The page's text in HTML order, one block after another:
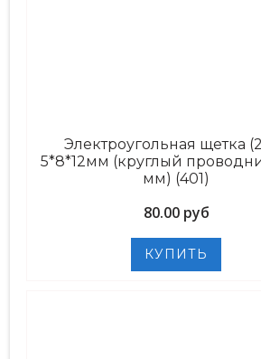
Электроугольная щетка
5*8*12мм (круглый
мм) (401)
80.00 руб